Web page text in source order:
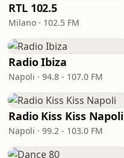
RTL 102.5
Milano · 102.5 FM
Radio Ibiza
Napoli · 94.8 - 107.0 FM
Radio Kiss Kiss Napoli
Napoli · 99.2 - 103.0 FM